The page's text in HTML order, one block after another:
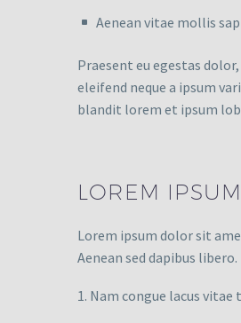
Aenean vitae mollis
Praesent eu egestas
eleifend neque a ipsum
blandit lorem et ipsum
LOREM
Lorem ipsum dolor sit
Aenean sed dapibus libero.
1. Nam congue lacus